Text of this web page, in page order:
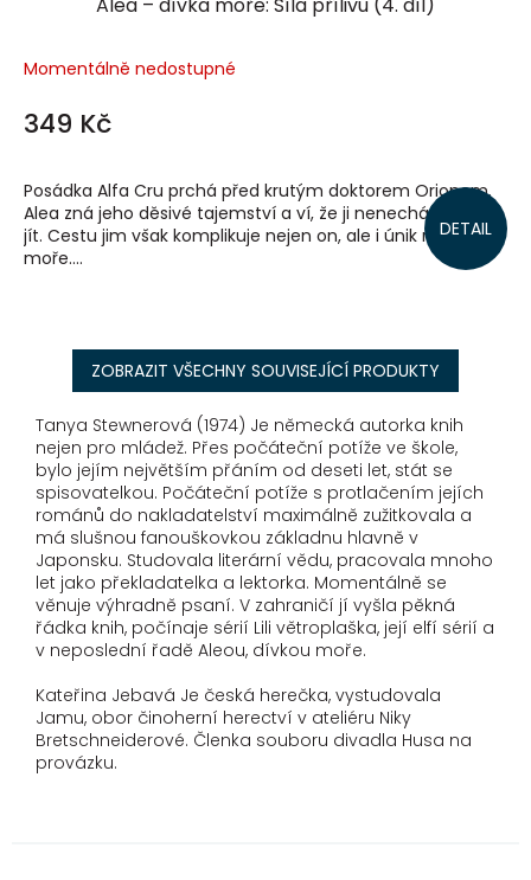
Alea – dívka moře: Síla přílivu (4. díl)
Momentálně nedostupné
349 Kč
DETAIL
Posádka Alfa Cru prchá před krutým doktorem Orionem.
Alea zná jeho děsivé tajemství a ví, že ji nenechá jen tak
jít. Cestu jim však komplikuje nejen on, ale i únik ropy do
moře....
ZOBRAZIT VŠECHNY SOUVISEJÍCÍ PRODUKTY
Tanya Stewnerová (1974) Je německá autorka knih
nejen pro mládež. Přes počáteční potíže ve škole,
bylo jejím největším přáním od deseti let, stát se
spisovatelkou. Počáteční potíže s protlačením jejích
románů do nakladatelství maximálně zužitkovala a
má slušnou fanouškovkou základnu hlavně v
Japonsku. Studovala literární vědu, pracovala mnoho
let jako překladatelka a lektorka. Momentálně se
věnuje výhradně psaní. V zahraničí jí vyšla pěkná
řádka knih, počínaje sérií Lili větroplaška, její elfí sérií a
v neposlední řadě Aleou, dívkou moře.
Kateřina Jebavá Je česká herečka, vystudovala
Jamu, obor činoherní herectví v ateliéru Niky
Bretschneiderové. Členka souboru divadla Husa na
provázku.